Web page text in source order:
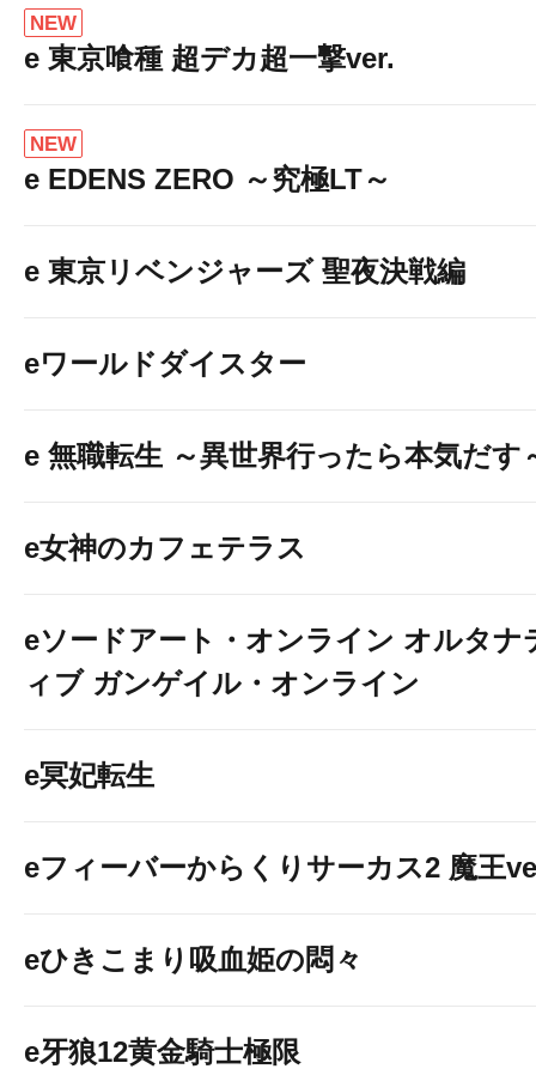
NEW
e 東京喰種 超デカ超一撃ver.
NEW
e EDENS ZERO ～究極LT～
e 東京リベンジャーズ 聖夜決戦編
eワールドダイスター
e 無職転生 ～異世界行ったら本気だす
e女神のカフェテラス
eソードアート・オンライン オルタナ
ィブ ガンゲイル・オンライン
e冥妃転生
eフィーバーからくりサーカス2 魔王
eひきこまり吸血姫の悶々
e牙狼12黄金騎士極限